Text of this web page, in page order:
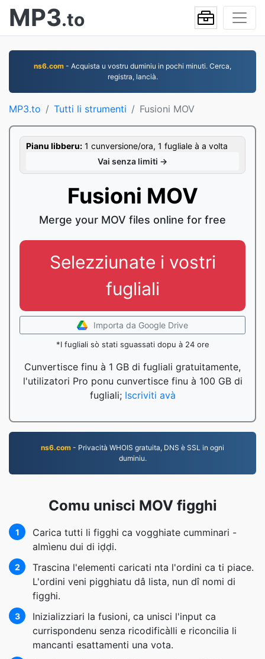
MP3.to
ns6.com - Acquista u vostru duminiu in pochi minuti. Cerca,
registra, lancià.
MP3.to Tutti li strumenti Fusioni MOV
Pianu libberu: 1 cunversione/ora, 1 fugliale à a volta
Vai senza limiti →
Fusioni MOV
Merge your MOV files online for free
Selezziunate i vostri
fugliali
Importa da Google Drive
*I fugliali sò stati sguassati dopu à 24 ore
Cunvertisce finu à 1 GB di fugliali gratuitamente,
l'utilizatori Pro ponu cunvertisce finu à 100 GB di
fugliali; Iscriviti avà
ns6.com - Privacità WHOIS gratuita, DNS è SSL in ogni
duminiu.
Comu unisci MOV figghi
1
Carica tutti li figghi ca vogghiate cumminari -
almìenu dui di iḍḍi.
2
Trascina l'elementi caricati nta l'ordini ca ti piace.
L'ordini veni pigghiatu dâ lista, nun dî nomi di
figghi.
3
Inizializziari la fusioni, ca unisci l'input ca
currispondenu senza ricodificàlli e riconcilia li
mancanti esattamenti una vota.